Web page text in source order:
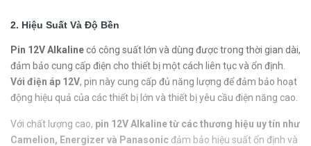
2. Hiệu Suất Và Độ Bền
Pin 12V Alkalinecó công suất lớn và dùng được trong thời gian dài,
đảm bảo cung cấp điện cho thiết bị một cách liên tục và ổn định.
Với điện áp 12V, pin này cung cấp đủ năng lượng để đảm bảo hoạt
động hiệu quả của các thiết bị lớn và thiết bị yêu cầu điện năng cao.
Với chất lượng cao, pin 12V Alkaline từ các thương hiệu uy tín như
Camelion, Energizer và Panasonicđảm bảo hiệu suất ổn định và